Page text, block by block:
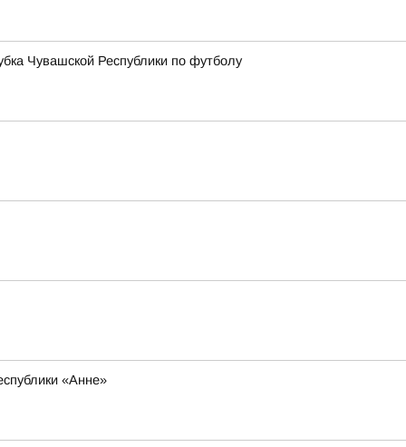
Чувашской Республики по футболу
«Анне»